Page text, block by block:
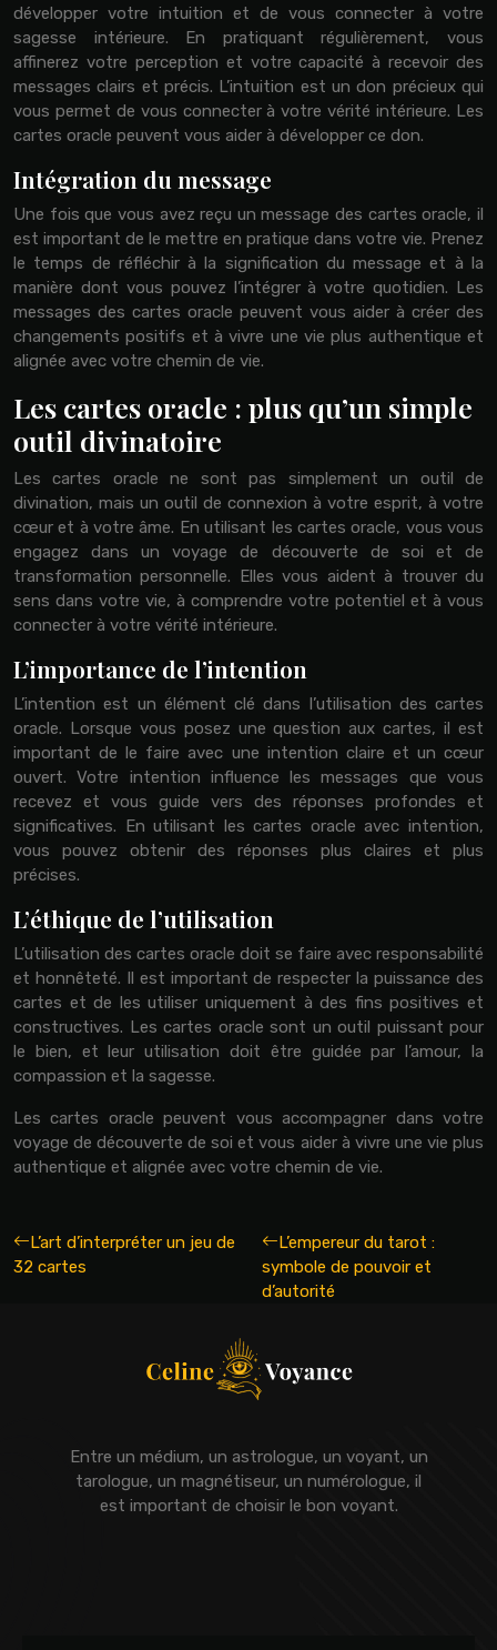
développer votre intuition et de vous connecter à votre
sagesse intérieure. En pratiquant régulièrement, vous
affinerez votre perception et votre capacité à recevoir des
messages clairs et précis. L’intuition est un don précieux qui
vous permet de vous connecter à votre vérité intérieure. Les
cartes oracle peuvent vous aider à développer ce don.
Intégration du message
Une fois que vous avez reçu un message des cartes oracle, il
est important de le mettre en pratique dans votre vie. Prenez
le temps de réfléchir à la signification du message et à la
manière dont vous pouvez l’intégrer à votre quotidien. Les
messages des cartes oracle peuvent vous aider à créer des
changements positifs et à vivre une vie plus authentique et
alignée avec votre chemin de vie.
Les cartes oracle : plus qu’un simple
outil divinatoire
Les cartes oracle ne sont pas simplement un outil de
divination, mais un outil de connexion à votre esprit, à votre
cœur et à votre âme. En utilisant les cartes oracle, vous vous
engagez dans un voyage de découverte de soi et de
transformation personnelle. Elles vous aident à trouver du
sens dans votre vie, à comprendre votre potentiel et à vous
connecter à votre vérité intérieure.
L’importance de l’intention
L’intention est un élément clé dans l’utilisation des cartes
oracle. Lorsque vous posez une question aux cartes, il est
important de le faire avec une intention claire et un cœur
ouvert. Votre intention influence les messages que vous
recevez et vous guide vers des réponses profondes et
significatives. En utilisant les cartes oracle avec intention,
vous pouvez obtenir des réponses plus claires et plus
précises.
L’éthique de l’utilisation
L’utilisation des cartes oracle doit se faire avec responsabilité
et honnêteté. Il est important de respecter la puissance des
cartes et de les utiliser uniquement à des fins positives et
constructives. Les cartes oracle sont un outil puissant pour
le bien, et leur utilisation doit être guidée par l’amour, la
compassion et la sagesse.
Les cartes oracle peuvent vous accompagner dans votre
voyage de découverte de soi et vous aider à vivre une vie plus
authentique et alignée avec votre chemin de vie.
L’art d’interpréter un jeu de
32 cartes
L’empereur du tarot :
symbole de pouvoir et
d’autorité
Entre un médium, un astrologue, un voyant, un
tarologue, un magnétiseur, un numérologue, il
est important de choisir le bon voyant.